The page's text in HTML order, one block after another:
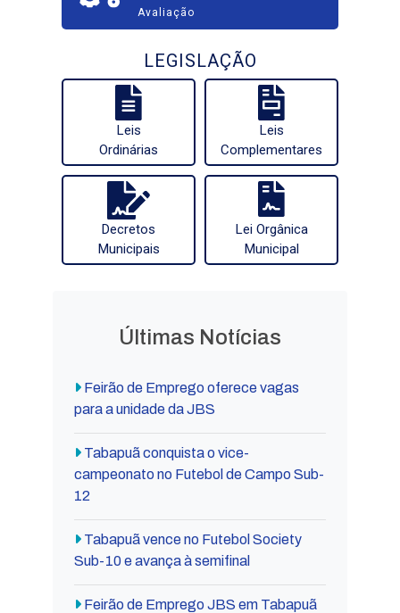
Avaliação
LEGISLAÇÃO
Leis
Ordinárias
Leis
Complementares
Decretos
Municipais
Lei Orgânica
Municipal
Últimas Notícias
Feirão de Emprego oferece vagas
para a unidade da JBS
Tabapuã conquista o vice-
campeonato no Futebol de Campo Sub-
12
Tabapuã vence no Futebol Society
Sub-10 e avança à semifinal
Feirão de Emprego JBS em Tabapuã